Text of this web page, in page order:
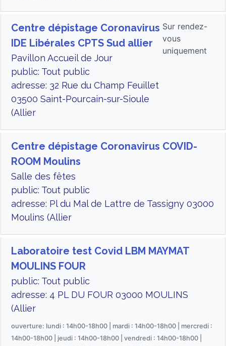
Centre dépistage Coronavirus
IDE Libérales CPTS Sud allier
Pavillon Accueil de Jour
public: Tout public
adresse: 32 Rue du Champ Feuillet
03500 Saint-Pourcain-sur-Sioule
(Allier
Sur rendez-
vous
uniquement
Centre dépistage Coronavirus COVID-
ROOM Moulins
Salle des fêtes
public: Tout public
adresse: Pl du Mal de Lattre de Tassigny 03000
Moulins (Allier
Laboratoire test Covid LBM MAYMAT
MOULINS FOUR
public: Tout public
adresse: 4 PL DU FOUR 03000 MOULINS
(Allier
ouverture: lundi : 14h00-18h00 | mardi : 14h00-18h00 | mercredi :
14h00-18h00 | jeudi : 14h00-18h00 | vendredi : 14h00-18h00 |